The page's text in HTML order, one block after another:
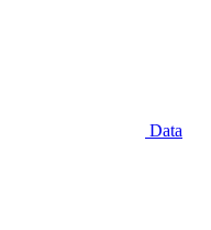
Data